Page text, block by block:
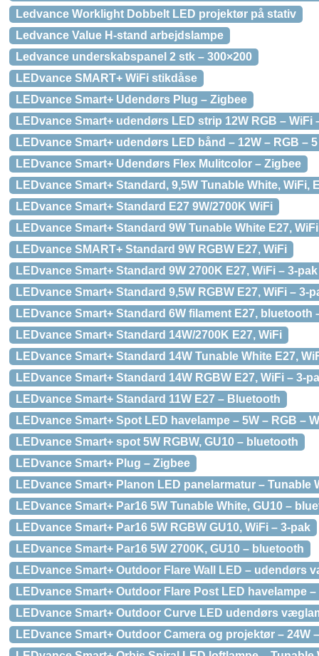
Ledvance Worklight Dobbelt LED projektør på stativ
Ledvance Value H-stand arbejdslampe
Ledvance underskabspanel 2 stk – 300×200
LEDvance SMART+ WiFi stikdåse
LEDvance Smart+ Udendørs Plug – Zigbee
LEDvance Smart+ udendørs LED strip 12W RGB – WiFi
LEDvance Smart+ udendørs LED bånd – 12W – RGB –
LEDvance Smart+ Udendørs Flex Mulitcolor – Zigbee
LEDvance Smart+ Standard, 9,5W Tunable White, WiFi,
LEDvance Smart+ Standard E27 9W/2700K WiFi
LEDvance Smart+ Standard 9W Tunable White E27,
LEDvance SMART+ Standard 9W RGBW E27, WiFi
LEDvance Smart+ Standard 9W 2700K E27, WiFi – 3-pak
LEDvance Smart+ Standard 9,5W RGBW E27, WiFi – 3-
LEDvance Smart+ Standard 6W filament E27, bluetooth
LEDvance Smart+ Standard 14W/2700K E27, WiFi
LEDvance Smart+ Standard 14W Tunable White E27,
LEDvance Smart+ Standard 14W RGBW E27, WiFi – 3-
LEDvance Smart+ Standard 11W E27 – Bluetooth
LEDvance Smart+ Spot LED havelampe – 5W – RGB –
LEDvance Smart+ spot 5W RGBW, GU10 – bluetooth
LEDvance Smart+ Plug – Zigbee
LEDvance Smart+ Planon LED panelarmatur – Tunable
LEDvance Smart+ Par16 5W Tunable White, GU10 –
LEDvance Smart+ Par16 5W RGBW GU10, WiFi – 3-pak
LEDvance Smart+ Par16 5W 2700K, GU10 – bluetooth
LEDvance Smart+ Outdoor Flare Wall LED – udendørs
LEDvance Smart+ Outdoor Flare Post LED havelampe –
LEDvance Smart+ Outdoor Curve LED udendørs
LEDvance Smart+ Outdoor Camera og projektør – 24W